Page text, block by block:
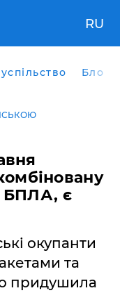
RU
Блоги
БПЛА, є
окупанти
та
придушила